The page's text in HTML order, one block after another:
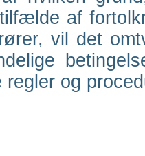
af
vil det
og